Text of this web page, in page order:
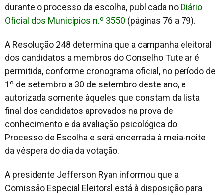
durante o processo da escolha, publicada no Diário
Oficial dos Municípios n.º 3550 (páginas 76 a 79).
A Resolução 248 determina que a campanha eleitoral
dos candidatos a membros do Conselho Tutelar é
permitida, conforme cronograma oficial, no período de
1º de setembro a 30 de setembro deste ano, e
autorizada somente àqueles que constam da lista
final dos candidatos aprovados na prova de
conhecimento e da avaliação psicológica do
Processo de Escolha e será encerrada à meia-noite
da véspera do dia da votação.
A presidente Jefferson Ryan informou que a
Comissão Especial Eleitoral está à disposição para